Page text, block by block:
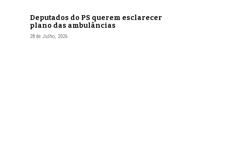
Deputados do PS querem esclarecer
plano das ambulâncias
28 de Julho, 2026